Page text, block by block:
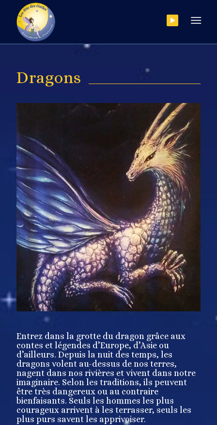
Dragons
Entrez dans la grotte du dragon grâce aux
contes et légendes d’Europe, d’Asie ou
d’ailleurs. Depuis la nuit des temps, les
dragons volent au-dessus de nos terres,
nagent dans nos rivières et vivent dans notre
imaginaire. Selon les traditions, ils peuvent
être très dangereux ou au contraire
bienfaisants. Seuls les hommes les plus
courageux arrivent à les terrasser, seuls les
plus purs savent les apprivoiser.